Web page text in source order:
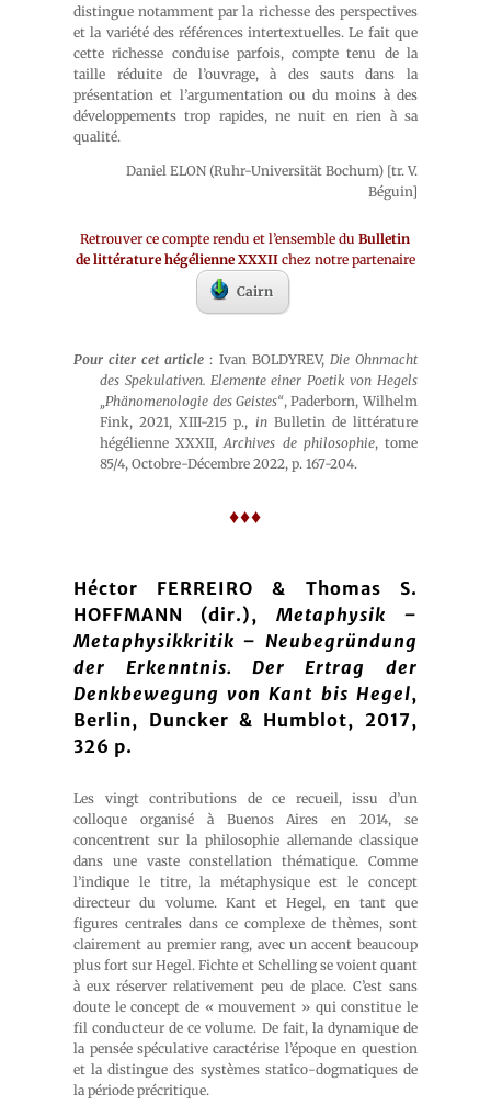
distingue notamment par la richesse des perspectives
et la variété des références intertextuelles. Le fait que
cette richesse conduise parfois, compte tenu de la
taille réduite de l’ouvrage, à des sauts dans la
présentation et l’argumentation ou du moins à des
développements trop rapides, ne nuit en rien à sa
qualité.
Daniel ELON (Ruhr-Universität Bochum) [tr. V.
Béguin]
Retrouver ce compte rendu et l’ensemble duBulletin
de littérature hégélienne XXXII chez notre partenaire
Cairn
Pour citer cet article : Ivan BOLDYREV, Die Ohnmacht
des Spekulativen. Elemente einer Poetik von Hegels
„Phänomenologie des Geistes“, Paderborn, Wilhelm
Fink, 2021, XIII-215 p., inBulletin de littérature
hégélienne XXXII,Archives de philosophie, tome
85/4, Octobre-Décembre 2022, p. 167-204.
♦♦♦
Héctor FERREIRO & Thomas S.
HOFFMANN (dir.), Metaphysik –
Metaphysikkritik – Neubegründung
der Erkenntnis. Der Ertrag der
Denkbewegung von Kant bis Hegel,
Berlin, Duncker & Humblot, 2017,
326 p.
Les vingt contributions de ce recueil, issu d’un
colloque organisé à Buenos Aires en 2014, se
concentrent sur la philosophie allemande classique
dans une vaste constellation thématique. Comme
l’indique le titre, la métaphysique est le concept
directeur du volume. Kant et Hegel, en tant que
figures centrales dans ce complexe de thèmes, sont
clairement au premier rang, avec un accent beaucoup
plus fort sur Hegel. Fichte et Schelling se voient quant
à eux réserver relativement peu de place. C’est sans
doute le concept de « mouvement » qui constitue le
fil conducteur de ce volume. De fait, la dynamique de
la pensée spéculative caractérise l’époque en question
et la distingue des systèmes statico-dogmatiques de
la période précritique.